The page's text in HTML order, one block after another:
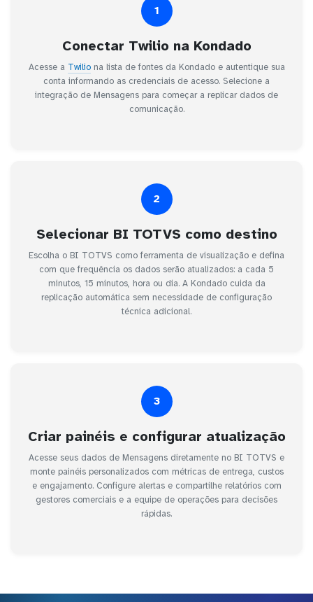
1
Conectar Twilio na Kondado
Acesse a Twiliona lista de fontes da Kondado e autentique sua
conta informando as credenciais de acesso. Selecione a
integração de Mensagens para começar a replicar dados de
comunicação.
2
Selecionar BI TOTVS como destino
Escolha o BI TOTVS como ferramenta de visualização e defina
com que frequência os dados serão atualizados: a cada 5
minutos, 15 minutos, hora ou dia. A Kondado cuida da
replicação automática sem necessidade de configuração
técnica adicional.
3
Criar painéis e configurar atualização
Acesse seus dados de Mensagens diretamente no BI TOTVS e
monte painéis personalizados com métricas de entrega, custos
e engajamento. Configure alertas e compartilhe relatórios com
gestores comerciais e a equipe de operações para decisões
rápidas.